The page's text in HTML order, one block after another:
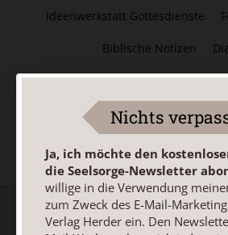
Ideenwerkstatt Gottesdienste
Biblische Notizen
Römische
Kundenservice +49 761
kundenservice@herder.de
Abo
Nichts
Ja, ich möchte den
die Seelsorge-Newsletter
willige in die Verwendung
zum Zweck des E-Mail-
Verlag Herder ein. Den